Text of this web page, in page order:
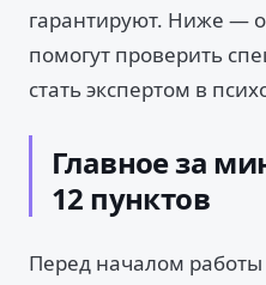
гарантируют. Ниже —
помогут проверить
стать экспертом в
Главное за
12 пунктов
Перед началом работы